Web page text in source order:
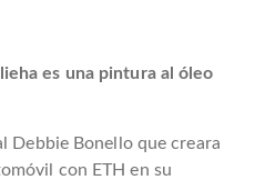
es una pintura al óleo
Debbie Bonello que creara
con ETH en su